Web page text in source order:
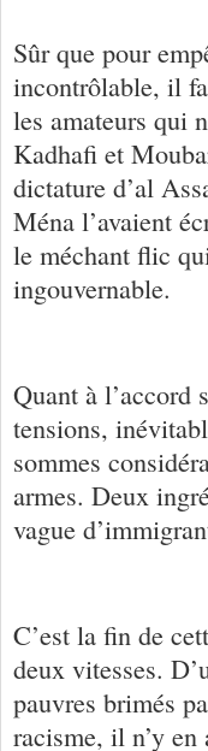
Sûr que pour
incontrôlable, il
les amateurs qui
Kadhafi et
dictature d’al
Ména l’avaient
le méchant flic
ingouvernable.
Quant à l’accord
tensions,
sommes
armes. Deux
vague
C’est la fin de
deux vitesses.
pauvres brimés
racisme, il n’y en